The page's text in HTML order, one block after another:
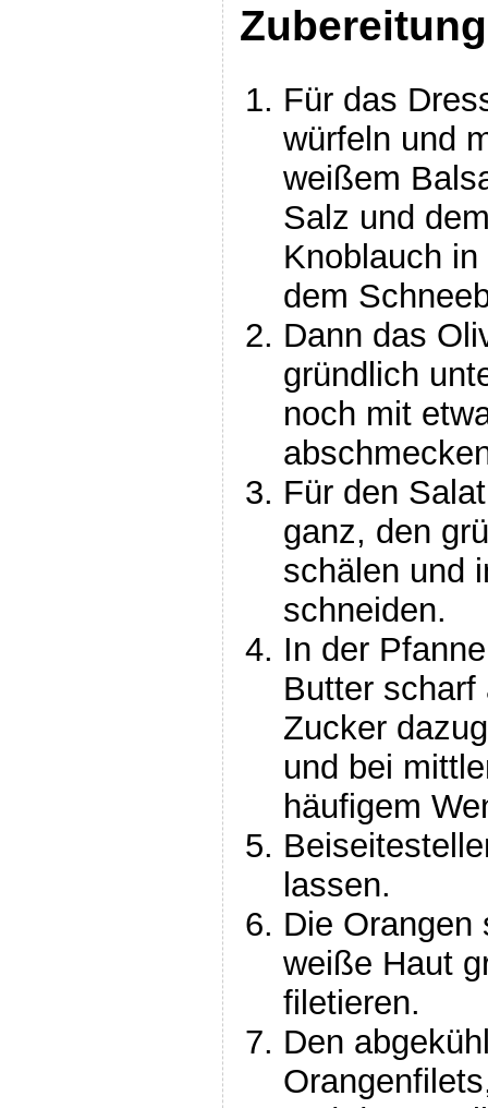
Für das
würfeln und
weißem
Salz und
Knoblauch
dem
Dann das
gründlich
noch mit
Für den
ganz, den
schälen und
schneiden.
In der
Butter scharf
Zucker
und bei
häufigem
lassen.
Die Orangen
weiße Haut
filetieren.
Den